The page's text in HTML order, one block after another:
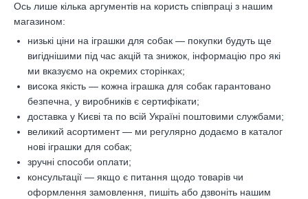
Ось лише кілька аргументів на користь співпраці з нашим
магазином:
низькі ціни на іграшки для собак — покупки будуть ще
вигіднішими під час акцій та знижок, інформацію про які
ми вказуємо на окремих сторінках;
висока якість — кожна іграшка для собак гарантовано
безпечна, у виробників є сертифікати;
доставка у Києві та по всій Україні поштовими службами;
великий асортимент — ми регулярно додаємо в каталог
нові іграшки для собак;
зручні способи оплати;
консультації — якщо є питання щодо товарів чи
оформлення замовлення, пишіть або дзвоніть нашим